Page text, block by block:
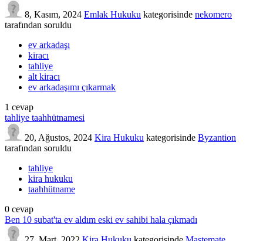
8, Kasım, 2024 Emlak Hukuku kategorisinde nekomero
tarafından soruldu
ev arkadaşı
kiracı
tahliye
alt kiracı
ev arkadaşımı çıkarmak
1 cevap
tahliye taahhütnamesi
20, Ağustos, 2024 Kira Hukuku kategorisinde Byzantion
tarafından soruldu
tahliye
kira hukuku
taahhütname
0 cevap
Ben 10 subat'ta ev aldım eski ev sahibi hala çıkmadı